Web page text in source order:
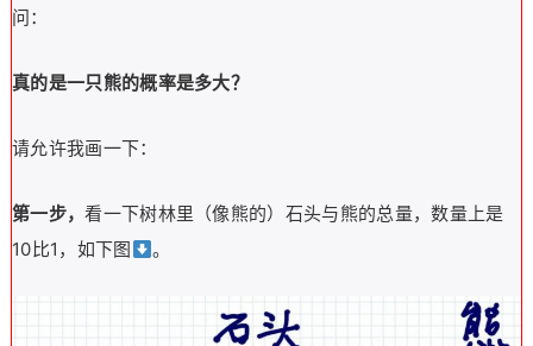
问：
真的是一只熊的概率是多大？
请允许我画一下：
第一步，看一下树林里（像熊的）石头与熊的总量，数量上是
10比1，如下图
。